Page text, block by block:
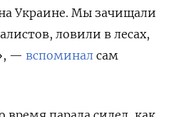
Украине. Мы зачищали
ловили в лесах,
— вспоминал сам